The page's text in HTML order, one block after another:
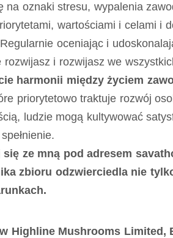
na oznaki stresu, wypalenia
wartościami i celami i
oceniając i
i rozwijasz we
harmonii między życiem
priorytetowo traktuje rozwój
ludzie mogą kultywować
ze mną pod adresem
zbioru odzwierciedla nie
w Highline Mushrooms Limited,